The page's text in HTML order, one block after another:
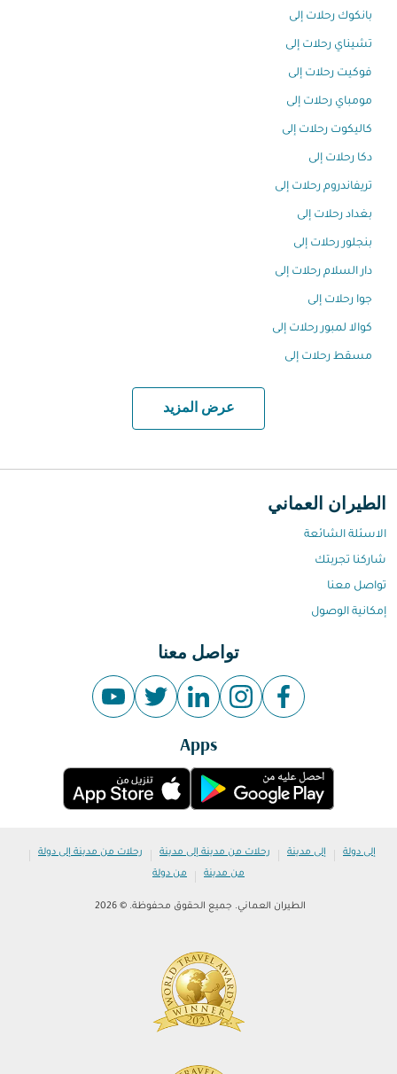
بانكوك رحلات إلى
تشيناي رحلات إلى
فوكيت رحلات إلى
مومباي رحلات إلى
كاليكوت رحلات إلى
دكا رحلات إلى
تريفاندروم رحلات إلى
بغداد رحلات إلى
بنجلور رحلات إلى
دار السلام رحلات إلى
جوا رحلات إلى
كوالا لمبور رحلات إلى
مسقط رحلات إلى
عرض المزيد
الطيران العماني
الاسئلة الشائعة
شاركنا تجربتك
تواصل معنا
إمكانية الوصول
تواصل معنا
Apps
إلى دولة | إلى مدينة | رحلات من مدينة إلى مدينة | رحلات من مدينة إلى دولة |
من مدينة | من دولة
الطيران العماني. جميع الحقوق محفوظة. © 2026